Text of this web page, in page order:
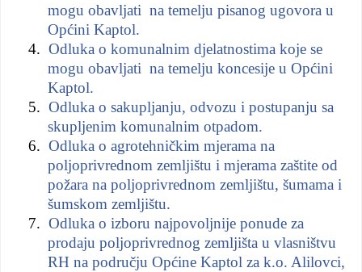
mogu obavljati na temelju pisanog ugovora u
Općini Kaptol.
4. Odluka o komunalnim djelatnostima koje se
mogu obavljati na temelju koncesije u Općini
Kaptol.
5. Odluka o sakupljanju, odvozu i postupanju sa
skupljenim komunalnim otpadom.
6. Odluka o agrotehničkim mjerama na
poljoprivrednom zemljištu i mjerama zaštite od
požara na poljoprivrednom zemljištu, šumama i
šumskom zemljištu.
7. Odluka o izboru najpovoljnije ponude za
prodaju poljoprivrednog zemljišta u vlasništvu
RH na području Općine Kaptol za k.o. Alilovci,